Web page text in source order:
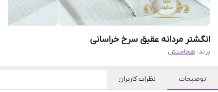
انگشتر مردانه عقیق سرخ خراسانی
برند: هخامنش
توضیحات نظرات کاربران